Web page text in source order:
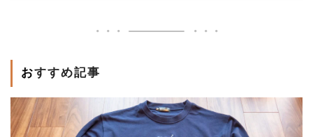
おすすめ記事